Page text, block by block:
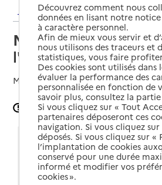
Retour aux résultats de
Maison
l'autonomie - Vichy
Mis à jour le02/05/2024
Signaler une erreur
Coordonnées
Adresse
71 allée des Ailes
03200-Vichy
Découvrez comment nous
données en lisant notre
à caractère personnel.
Afin de mieux vous servir et
nous utilisons des traceurs et
statistiques, vous faire
Des cookies sont utilisés
évaluer la performance des
personnalisée en fonction
savoir plus, consultez la
Si vous cliquez sur « Tout
partenaires déposeront ces
navigation. Si vous cliquez
déposés. Si vous cliquez sur
l’implantation de cookies
conservé pour une durée
informé et modifier vos
cookies ».